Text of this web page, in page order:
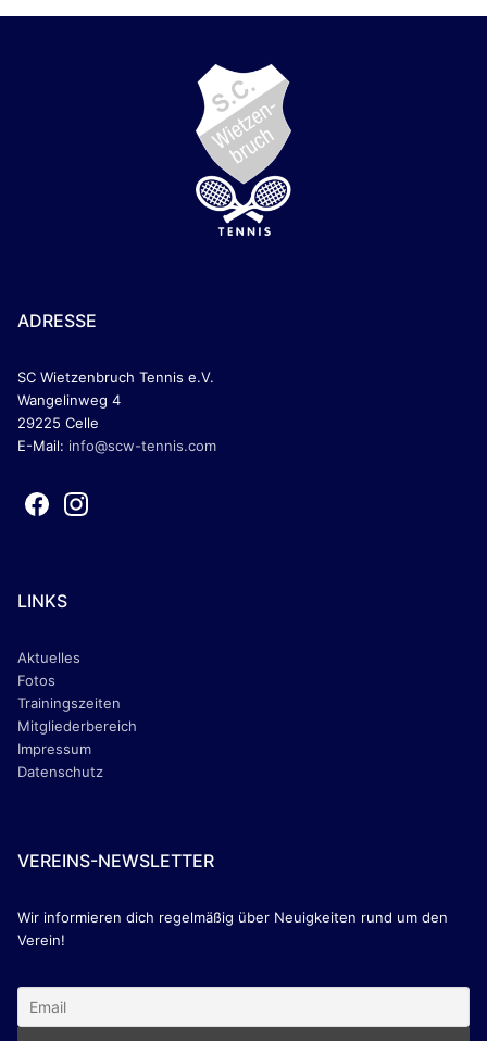
ADRESSE
SC Wietzenbruch Tennis e.V.
Wangelinweg 4
29225 Celle
E-Mail: info@scw-tennis.com
F
o
o
I
LINKS
Aktuelles
Fotos
Trainingszeiten
Mitgliederbereich
Impressum
Datenschutz
VEREINS-NEWSLETTER
Wir informieren dich regelmäßig über Neuigkeiten rund um den
Verein!